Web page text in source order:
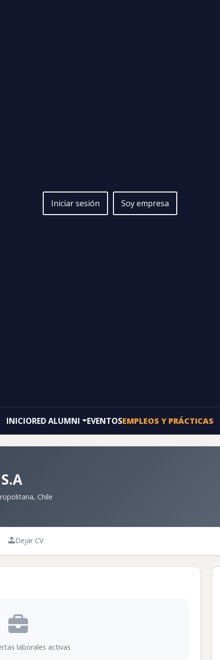
Iniciar sesión Soy empresa
INICIORED ALUMNI EVENTOSEMPLEOS Y PRÁCTICAS
Chile
Dejar CV
laborales activas